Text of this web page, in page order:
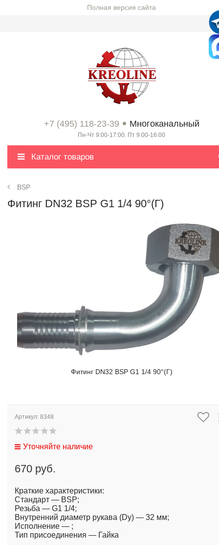
Полная версия сайта
+7 (495) 118-23-39 Многоканальный
Пн-Чт 9:00-17:00. Пт 9:00-16:00
Каталог товаров
BSP
Фитинг DN32 BSP G1 1/4 90°(Г)
Фитинг DN32 BSP G1 1/4 90°(Г)
Артикул: 8348
Уточняйте наличие
670 руб.
Краткие характеристики:
Стандарт — BSP;
Резьба — G1 1/4;
Внутренний диаметр рукава (Dy) — 32 мм;
Исполнение — ;
Тип присоединения — Гайка